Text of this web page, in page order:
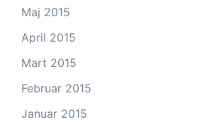
Maj 2015
April 2015
Mart 2015
Februar 2015
Januar 2015